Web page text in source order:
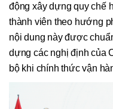
động xây dựng quy chế
thành viên theo hướng
nội dung này được
dựng các nghị định của
bộ khi chính thức vận